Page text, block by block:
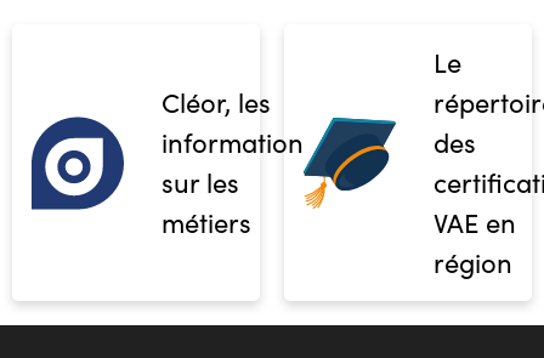
Cléor, les
informations
sur les
métiers
Le
des
VAE en
région